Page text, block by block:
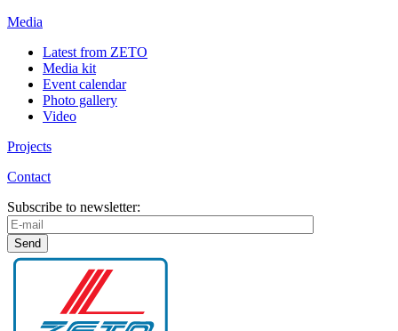
Media
Latest from ZETO
Media kit
Event calendar
Photo gallery
Video
Projects
Contact
Subscribe to newsletter: